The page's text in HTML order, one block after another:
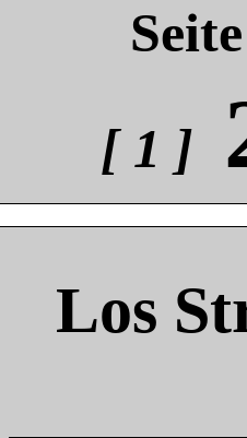
[ 1 ]
Los